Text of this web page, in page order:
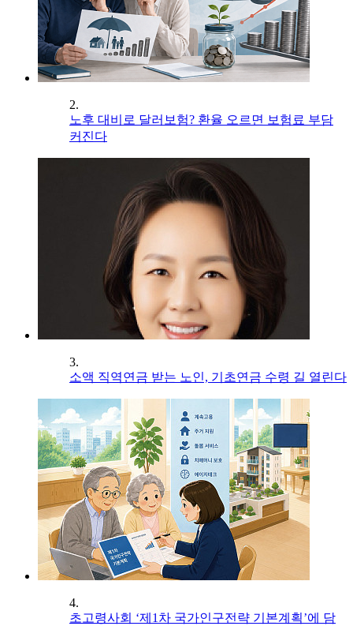
2.
노후 대비로 달러보험? 환율 오르면 보험료 부담
커진다
3.
소액 직역연금 받는 노인, 기초연금 수령 길 열린다
4.
초고령사회 ‘제1차 국가인구전략 기본계획’에 담